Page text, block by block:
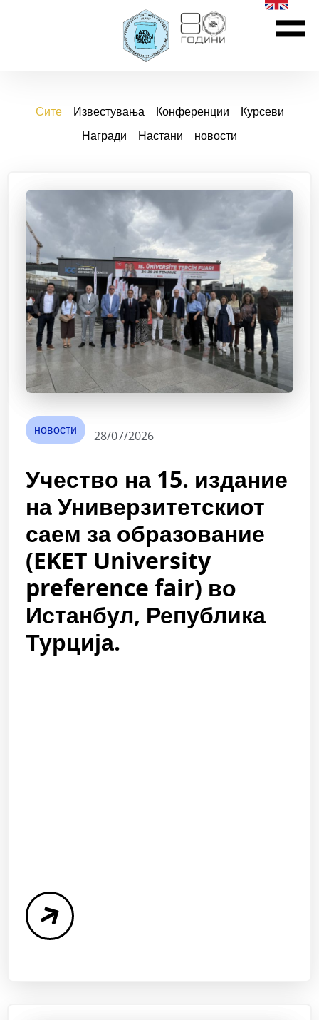
Известувања Конференции
Курсеви
Награди
Настани новости
Сите
новости 28/07/2026
Учество на 15. издание
на Универзитетскиот
саем за образование
(EKET University
preference fair) во
Истанбул, Република
Турција.